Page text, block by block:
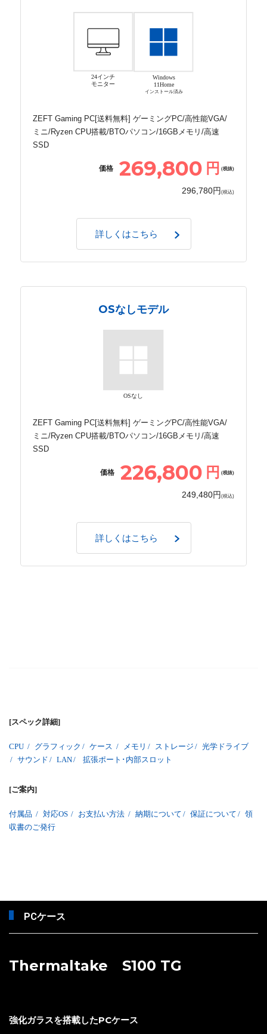
24インチ
モニター
Windows
11Home
インストール済み
ZEFT Gaming PC[送料無料] ゲーミングPC/高性能VGA/
ミニ/Ryzen CPU搭載/BTOパソコン/16GBメモリ/高速
SSD
価格 269,800 円 (税抜)
296,780円 (税込)
詳しくはこちら
OSなしモデル
OSなし
ZEFT Gaming PC[送料無料] ゲーミングPC/高性能VGA/
ミニ/Ryzen CPU搭載/BTOパソコン/16GBメモリ/高速
SSD
価格 226,800 円 (税抜)
249,480円 (税込)
詳しくはこちら
[スペック詳細]
CPU / グラフィック / ケース / メモリ / ストレージ / 光学ドライブ
/ サウンド / LAN/ 拡張ポート･内部スロット
[ご案内]
付属品 / 対応OS / お支払い方法 / 納期について / 保証について / 領
収書のご発行
PCケース
Thermaltake S100 TG
強化ガラスを搭載したPCケース